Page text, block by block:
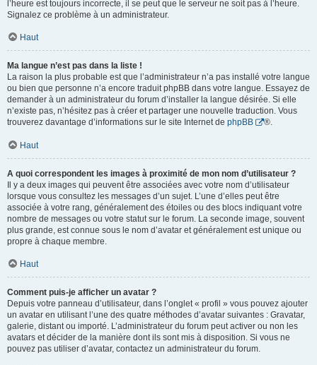
l’heure est toujours incorrecte, il se peut que le serveur ne soit pas à l’heure.
Signalez ce problème à un administrateur.
Haut
Ma langue n’est pas dans la liste !
La raison la plus probable est que l’administrateur n’a pas installé votre langue
ou bien que personne n’a encore traduit phpBB dans votre langue. Essayez de
demander à un administrateur du forum d’installer la langue désirée. Si elle
n’existe pas, n’hésitez pas à créer et partager une nouvelle traduction. Vous
trouverez davantage d’informations sur le site Internet de phpBB ®.
Haut
A quoi correspondent les images à proximité de mon nom d’utilisateur ?
Il y a deux images qui peuvent être associées avec votre nom d’utilisateur
lorsque vous consultez les messages d’un sujet. L’une d’elles peut être
associée à votre rang, généralement des étoiles ou des blocs indiquant votre
nombre de messages ou votre statut sur le forum. La seconde image, souvent
plus grande, est connue sous le nom d’avatar et généralement est unique ou
propre à chaque membre.
Haut
Comment puis-je afficher un avatar ?
Depuis votre panneau d’utilisateur, dans l’onglet « profil » vous pouvez ajouter
un avatar en utilisant l’une des quatre méthodes d’avatar suivantes : Gravatar,
galerie, distant ou importé. L’administrateur du forum peut activer ou non les
avatars et décider de la manière dont ils sont mis à disposition. Si vous ne
pouvez pas utiliser d’avatar, contactez un administrateur du forum.